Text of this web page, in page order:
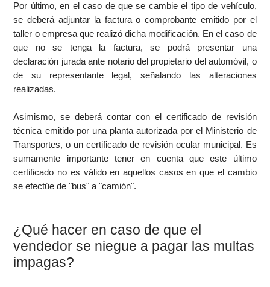
Por último, en el caso de que se cambie el tipo de vehículo,
se deberá adjuntar la factura o comprobante emitido por el
taller o empresa que realizó dicha modificación. En el caso de
que no se tenga la factura, se podrá presentar una
declaración jurada ante notario del propietario del automóvil, o
de su representante legal, señalando las alteraciones
realizadas.
Asimismo, se deberá contar con el certificado de revisión
técnica emitido por una planta autorizada por el Ministerio de
Transportes, o un certificado de revisión ocular municipal. Es
sumamente importante tener en cuenta que este último
certificado no es válido en aquellos casos en que el cambio
se efectúe de "bus" a "camión".
¿Qué hacer en caso de que el
vendedor se niegue a pagar las multas
impagas?